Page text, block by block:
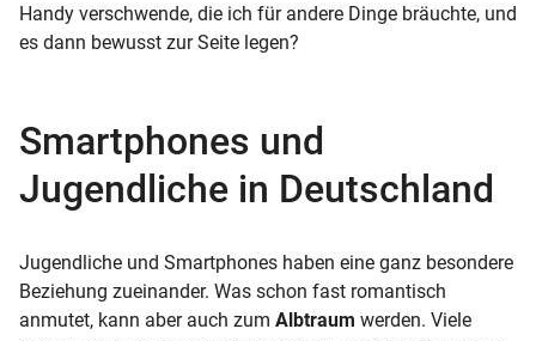
Handy verschwende, die ich für andere Dinge bräuchte, und
es dann bewusst zur Seite legen?
Smartphones und
Jugendliche in Deutschland
Jugendliche und Smartphones haben eine ganz besondere
Beziehung zueinander. Was schon fast romantisch
anmutet, kann aber auch zum Albtraum werden. Viele